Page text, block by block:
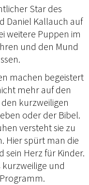
Star des
Daniel Kallauch auf
weitere Puppen im
und den Mund
machen begeistert
mehr auf den
kurzweiligen
oder der Bibel.
versteht sie zu
Hier spürt man die
Herz für Kinder.
und